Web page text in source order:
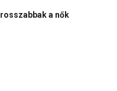
a nők